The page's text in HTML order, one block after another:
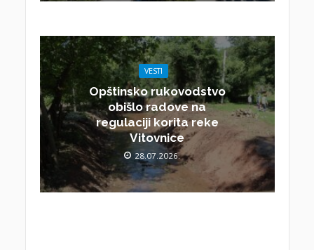
VESTI
Opštinsko rukovodstvo
obišlo radove na
regulaciji korita reke
Vitovnice
28.07.2026.